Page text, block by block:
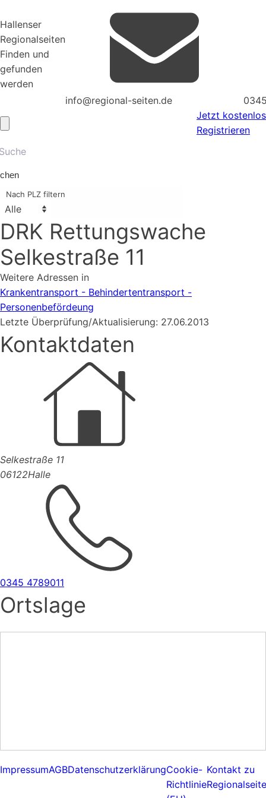
Hallenser
Regionalseiten
Finden und
gefunden
werden
info@regional-seiten.de
Jetzt kostenlos
Registrieren
Nach PLZ filtern
DRK Rettungswache
Selkestraße 11
Weitere Adressen in
Krankentransport - Behindertentransport -
Personenbefördeung
Letzte Überprüfung/Aktualisierung: 27.06.2013
Kontaktdaten
Selkestraße 11
06122Halle
0345 4789011
Ortslage
ImpressumAGBDatenschutzerklärungCookie-
Richtlinie
Kontakt zu